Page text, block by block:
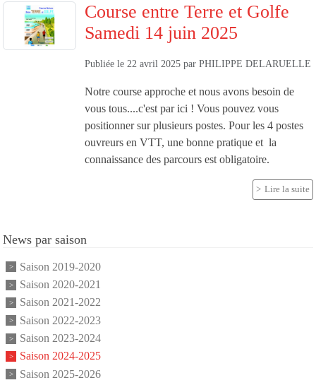
Course entre Terre et Golfe
Samedi 14 juin 2025
Publiée le 22 avril 2025 par PHILIPPE DELARUELLE
Notre course approche et nous avons besoin de
vous tous....c'est par ici ! Vous pouvez vous
positionner sur plusieurs postes. Pour les 4 postes
ouvreurs en VTT, une bonne pratique et la
connaissance des parcours est obligatoire.
Lire la suite
News par saison
Saison 2019-2020
Saison 2020-2021
Saison 2021-2022
Saison 2022-2023
Saison 2023-2024
Saison 2024-2025
Saison 2025-2026